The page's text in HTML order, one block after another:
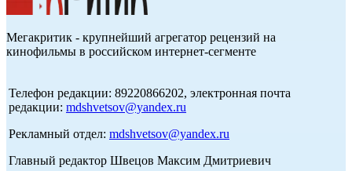
Мегакритик - крупнейший агрегатор рецензий на
кинофильмы в российском интернет-сегменте
Телефон редакции: 89220866202, электронная почта
редакции: mdshvetsov@yandex.ru
Рекламный отдел: mdshvetsov@yandex.ru
Главный редактор Швецов Максим Дмитриевич